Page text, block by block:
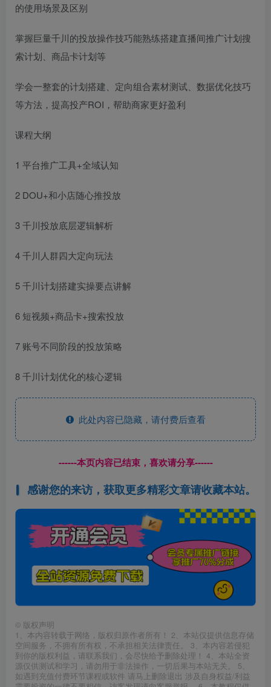
的使用场景及区别
掌握巨量千川的投放操作技巧能熟练搭建直播间推广计划搜
索计划、商品卡计划等
学会一整套的计划搭建、定向组合素材测试、数据优化技巧
等方法，提高投产ROI，帮助商家更好盈利
课程大纲
1 平台推广工具+全域认知
2 DOU+和小店随心推投放
3 千川投放底层逻辑解析
4 千川人群四大定向玩法
5 千川计划搭建实操要点讲解
6 短视频+商品卡+搜索投放
7 账号不同阶段的投放策略
8 千川计划优化的核心逻辑
此处内容已隐藏，请付费后查看
------本页内容已结束，喜欢请分享------
感谢您的来访，获取更多精彩文章请收藏本站。
© 版权声明
1、本内容转载于网络，版权归原作者所有！ 2、本站仅提供信息存储
空间服务，不拥有所有权，不承担相关法律责任。 3、本内容若侵犯
到你的版权利益，请联系我们，会尽快给予删除处理！ 4、本站全资
源仅供测试和学习，请勿用于非法操作，一切后果与本站无关。 5、
如遇到充值付费环节课程或软件 请马上删除退出 涉及自身权益/利益